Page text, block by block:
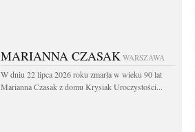
MARIANNA CZASAK WARSZAWA
W dniu 22 lipca 2026 roku zmarła w wieku 90 lat
Marianna Czasak z domu Krysiak Uroczystości...